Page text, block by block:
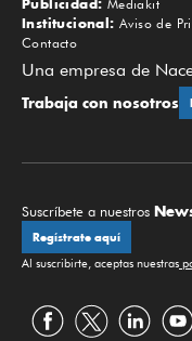
Publicidad: Mediakit
Institucional: Aviso de
Contacto
Una empresa de
Trabaja con nosotros
Suscríbete a nuestros
Regístrate aquí
Al suscribirte, aceptas nuestras